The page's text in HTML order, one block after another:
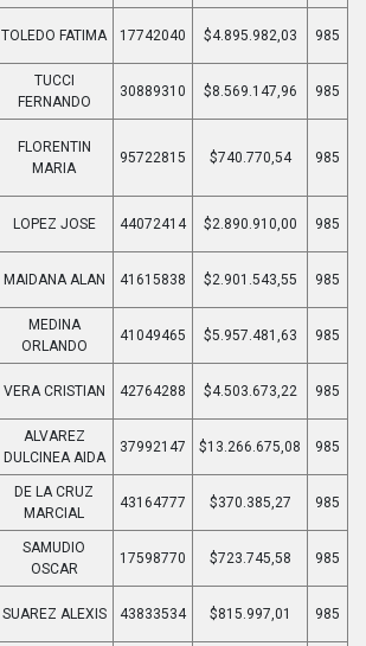
TOLEDO FATIMA 17742040 $4.895.982,03 985
TUCCI
FERNANDO
30889310 $8.569.147,96 985
FLORENTIN
MARIA
95722815 $740.770,54 985
LOPEZ JOSE 44072414 $2.890.910,00 985
MAIDANA ALAN 41615838 $2.901.543,55 985
MEDINA
ORLANDO
41049465 $5.957.481,63 985
VERA CRISTIAN 42764288 $4.503.673,22 985
ALVAREZ
DULCINEA AIDA
37992147 $13.266.675,08 985
DE LA CRUZ
MARCIAL
43164777 $370.385,27 985
SAMUDIO
OSCAR
17598770 $723.745,58 985
SUAREZ ALEXIS 43833534 $815.997,01 985